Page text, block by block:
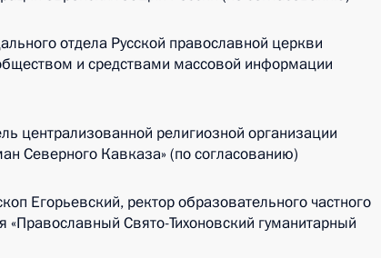
отдела Русской православной церкви
и средствами массовой информации
централизованной религиозной организации
Северного Кавказа» (по согласованию)
Егорьевский, ректор образовательного частного
Свято-Тихоновский гуманитарный